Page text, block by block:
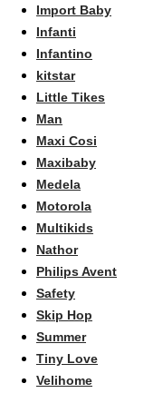
Import Baby
Infanti
Infantino
kitstar
Little Tikes
Man
Maxi Cosi
Maxibaby
Medela
Motorola
Multikids
Nathor
Philips Avent
Safety
Skip Hop
Summer
Tiny Love
Velihome